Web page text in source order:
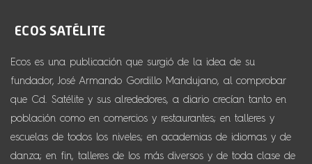
Ecos es una publicación que surgió de la idea de su
fundador, José Armando Gordillo Mandujano, al comprobar
que Cd. Satélite y sus alrededores, a diario crecían tanto en
población como en comercios y restaurantes; en talleres y
escuelas de todos los niveles; en academias de idiomas y de
danza; en fin, talleres de los más diversos y de toda clase de